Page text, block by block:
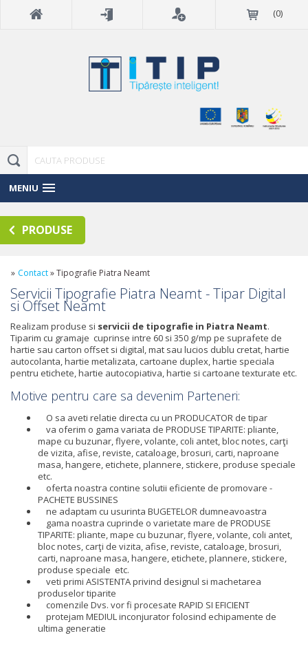
(0)
MENIU
PRODUSE
» Contact»Tipografie Piatra Neamt
Servicii Tipografie Piatra Neamt - Tipar Digital
si Offset Neamt
Realizam produse si servicii de tipografie in Piatra Neamt.
Tiparim cu gramaje cuprinse intre 60 si 350 g/mp pe suprafete de
hartie sau carton offset si digital, mat sau lucios dublu cretat, hartie
autocolanta, hartie metalizata, cartoane duplex, hartie speciala
pentru etichete, hartie autocopiativa, hartie si cartoane texturate etc.
Motive pentru care sa devenim Parteneri:
O sa aveti relatie directa cu un PRODUCATOR de tipar
va oferim o gama variata de PRODUSE TIPARITE: pliante,
mape cu buzunar, flyere, volante, coli antet, bloc notes, carţi
de vizita, afise, reviste, cataloage, brosuri, carti, naproane
masa, hangere, etichete, plannere, stickere, produse speciale
etc.
oferta noastra contine solutii eficiente de promovare -
PACHETE BUSSINES
ne adaptam cu usurinta BUGETELOR dumneavoastra
gama noastra cuprinde o varietate mare de PRODUSE
TIPARITE: pliante, mape cu buzunar, flyere, volante, coli antet,
bloc notes, carţi de vizita, afise, reviste, cataloage, brosuri,
carti, naproane masa, hangere, etichete, plannere, stickere,
produse speciale etc.
veti primi ASISTENTA privind designul si machetarea
produselor tiparite
comenzile Dvs. vor fi procesate RAPID SI EFICIENT
protejam MEDIUL inconjurator folosind echipamente de
ultima generatie